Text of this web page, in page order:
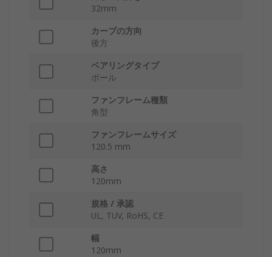
32mm
カーブの方向
後方
ベアリングタイプ
ボール
ファンフレーム種類
角型
ファンフレームサイズ
120.5 mm
高さ
120mm
規格 / 承認
UL, TUV, RoHS, CE
幅
120mm